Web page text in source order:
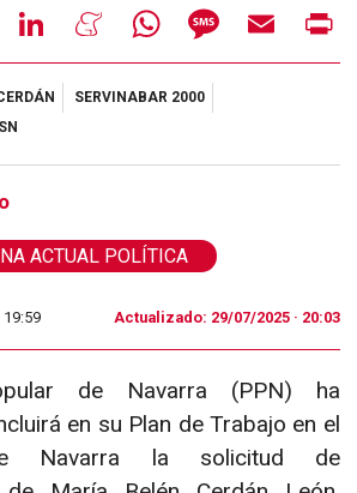
LinkedIn MeneameWhatsAppMessageEmail
SERVINABAR 2000
ACTUAL POLÍTICA
19:59 Actualizado: 29/07/2025 · 20:03
de Navarra (PPN) ha
en su Plan de Trabajo en el
Navarra la solicitud de